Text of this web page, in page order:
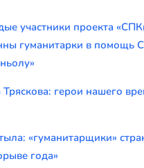
участники проекта
гуманитарки в помощь
Тряскова: герои нашего
«гуманитарщики»
года»